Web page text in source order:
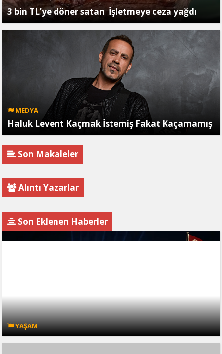
3 bin TL’ye döner satan İşletmeye ceza yağdı
MEDYA
Haluk Levent Kaçmak İstemiş Fakat Kaçamamış
Son Makaleler
Alıntı Yazarlar
Son Eklenen Haberler
YAŞAM